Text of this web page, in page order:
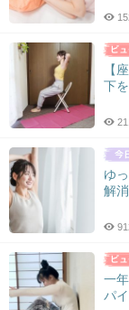
【
下
ゆ
解
一
パ